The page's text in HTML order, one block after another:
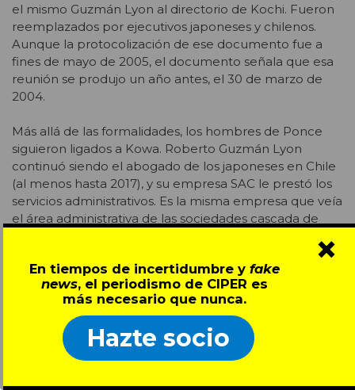
En tiempos de incertidumbre y fake
news, el periodismo de CIPER es
más necesario que nunca.
Hazte socio
×
el mismo Guzmán Lyon al directorio de Kochi. Fueron
reemplazados por ejecutivos japoneses y chilenos.
Aunque la protocolización de ese documento fue a
fines de mayo de 2005, el documento señala que esa
reunión se produjo un año antes, el 30 de marzo de
2004.
Más allá de las formalidades, los hombres de Ponce
siguieron ligados a Kowa. Roberto Guzmán Lyon
continuó siendo el abogado de los japoneses en Chile
(al menos hasta 2017), y su empresa SAC le prestó los
servicios administrativos. Es la misma empresa que veía
el área administrativa de las sociedades cascada de
apareció como una de las empresas a las que se le
facturaban boletas falsas (vea reportaje de CIPER
Entre 2005 y 2006 la batalla de Ponce con Potash no
se detuvo. El 22 de diciembre de 2006 finalizó la oferta
pública de acciones lanzada por los canadienses, con
la que habían incrementado su poder en SQM hasta